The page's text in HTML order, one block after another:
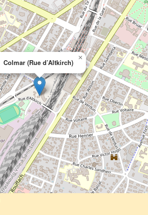
Colmar (Rue d’Altkirch)
×